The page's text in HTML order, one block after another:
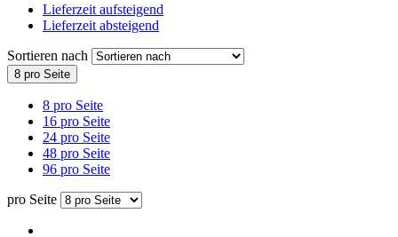
Lieferzeit aufsteigend
Lieferzeit absteigend
Sortieren nach
8 pro Seite
8 pro Seite
16 pro Seite
24 pro Seite
48 pro Seite
96 pro Seite
pro Seite